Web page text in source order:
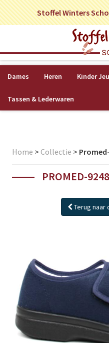
Stoffel Winters
Dames Heren Kinder
Tassen & Lederwaren
Home > Collectie >
PROMED-
Terug naar